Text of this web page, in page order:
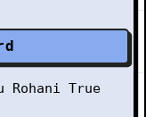
Rohani True